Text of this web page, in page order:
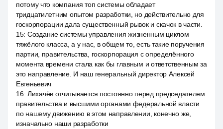
потому что компания топ системы обладает
тридцатилетним опытом разработки, но действительно для
госкорпорации дала существенный рывок и скачок в части.
15: Создание системы управления жизненным циклом
тяжёлого класса, а у нас, в общем то, есть такие поручения
партии, правительства, госкорпорация с определённого
момента времени стала как бы главным и ответственным за
это направление. И наш генеральный директор Алексей
Евгеньевич
16: Лихачёв отчитывается постоянно перед председателем
правительства и высшими органами федеральной власти
по нашему движению в этом направлении, конечно же,
изначально наши разработки